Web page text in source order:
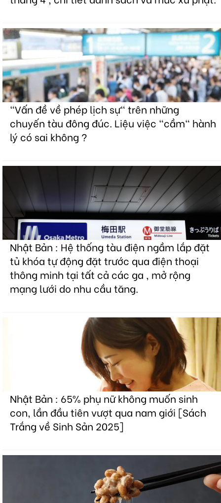
"Vấn đề về phép lịch sự" trên những
chuyến tàu đông đúc. Liệu việc "cầm" hành
lý có sai không ?
Nhật Bản : Hệ thống tàu điện ngầm lắp đặt
tủ khóa tự động đặt trước qua điện thoại
thông minh tại tất cả các ga , mở rộng
mạng lưới do nhu cầu tăng.
Nhật Bản : 65% phụ nữ không muốn sinh
con, lần đầu tiên vượt qua nam giới [Sách
Trắng về Sinh Sản 2025]